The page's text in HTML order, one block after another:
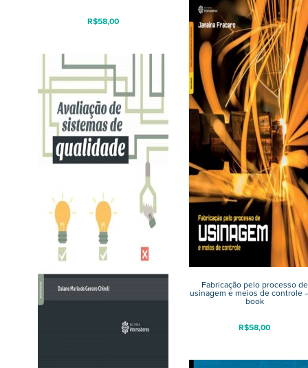
R$58,00
Fabricação pelo processo de
usinagem e meios de controle
book
R$58,00